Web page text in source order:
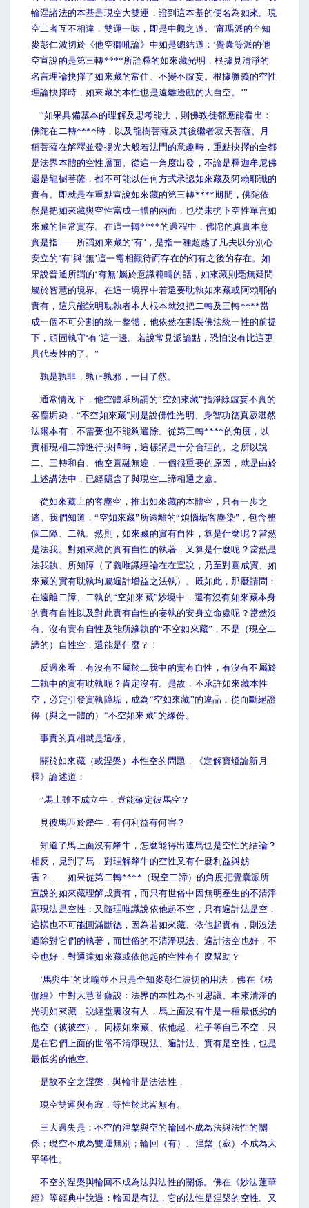
輪涅諸法的本基是現空大雙運，證到這本基的便名為如來。現
空二者互不相違，雙運一味，即是中觀之道。’甯瑪派的全知
麥彭仁波切於《他空獅吼論》中如是總結道：‘覺囊等派的他
空宣說的是第三轉****所詮釋的如來藏光明，根據見清淨的
名言理論抉擇了如來藏的常住、不變不虛妄。根據勝義的空性
理論抉擇時，如來藏的本性也是遠離邊戲的大自空。’”
“如果具備基本的理解及思考能力，則佛教徒都應能看出：
佛陀在二轉****時，以及龍樹菩薩及其後繼者寂天菩薩、月
稱菩薩在解釋並發揚光大般若法門的意趣時，重點抉擇的全都
是法界本體的空性層面。從這一角度出發，不論是釋迦牟尼佛
還是龍樹菩薩，都不可能以任何方式承認如來藏及阿賴耶識的
實有。即就是在重點宣說如來藏的第三轉****期間，佛陀依
然是把如來藏與空性當成一體的兩面，也從未扔下空性單言如
來藏的恒常實存。在這一轉****的過程中，佛陀的真實本意
實是指——所謂如來藏的‘有’，是指一種超越了凡夫以分別心
安立的‘有’與‘無’這一需相觀待而存在的幻有之後的存在。如
果說普通所謂的‘有無’屬於意識範疇的話，如來藏則毫無疑問
屬於智慧的境界。在這一境界中若還要耽執如來藏或阿賴耶的
實有，這只能說明耽執者本人根本就沒把二轉及三轉****當
成一個不可分割的統一整體，他依然在割裂佛法統一性的前提
下，頑固執守‘有’這一邊。若說常見派論點，恐怕沒有比這更
具代表性的了。”
孰是孰非，孰正孰邪，一目了然。
通常情況下，他空體系所謂的“空如來藏”指淨除虛妄不實的
客塵垢染，“不空如來藏”則是說佛性光明、身智功德真寂湛然
法爾本有，不需要也不能夠遣除。從第三轉****的角度，以
實相現相二諦進行抉擇時，這樣講是十分合理的。之所以說
二、三轉和自、他空圓融無違，一個很重要的原因，就是由於
上述講法中，已經隱含了與現空二諦相通之處。
從如來藏上的客塵空，推出如來藏的本體空，只有一步之
遙。我們知道，“空如來藏”所遠離的“煩惱垢客塵染”，包含整
個二障、二執。然則，如來藏的實有自性，算是什麼呢？當然
是法我。對如來藏的實有自性的執著，又算是什麼呢？當然是
法我執、所知障（了義唯識經論在在宣說，乃至對圓成實、如
來藏的實有耽執均屬遍計增益之法執）。既如此，那麼請問：
在遠離二障、二執的“空如來藏”妙境中，還有沒有如來藏本身
的實有自性以及對此實有自性的妄執的安身立命處呢？當然沒
有。沒有實有自性及能所緣執的“不空如來藏”，不是（現空二
諦的）自性空，還能是什麼？！
反過來看，有沒有不屬於二我中的實有自性，有沒有不屬於
二執中的實有耽執呢？肯定沒有。是故，不承許如來藏本性
空，必定引發實執障垢，成為“空如來藏”的違品，從而斷絕證
得（與之一體的）“不空如來藏”的緣份。
事實的真相就是這樣。
關於如來藏（或涅槃）本性空的問題，《定解寶燈論新月
釋》論述道：
“馬上雖不成立牛，豈能確定彼馬空？
見彼馬匹於犛牛，有何利益有何害？
知道了馬上面沒有犛牛，怎麼能得出連馬也是空性的結論？
相反，見到了馬，對理解犛牛的空性又有什麼利益與妨
害？……如果從第二轉****（現空二諦）的角度把覺囊派所
宣說的如來藏理解成實有，而只有世俗中因無明產生的不清淨
顯現法是空性；又隨理唯識說依他起不空，只有遍計法是空，
這樣也不可能圓滿斷德，因為若如來藏、依他起實有，則沒法
遣除對它們的執著，而世俗的不清淨現法、遍計法空也好，不
空也好，對通達如來藏或依他起的空性有什麼幫助？
‘馬與牛’的比喻並不只是全知麥彭仁波切的用法，佛在《楞
伽經》中對大慧菩薩說：法界的本性為不可思議、本來清淨的
光明如來藏，說經堂裏沒有人，馬上面沒有牛是一種最低劣的
他空（彼彼空）。同樣如來藏、依他起、柱子等自己不空，只
是在它們上面的世俗不清淨現法、遍計法、實有是空性，也是
最低劣的他空。
是故不空之涅槃，與輪非是法法性，
現空雙運與有寂，等性於此皆無有。
三大過失是：不空的涅槃與空的輪回不成為法與法性的關
係；現空不成為雙運無別；輪回（有）、涅槃（寂）不成為大
平等性。
不空的涅槃與輪回不成為法與法性的關係。佛在《妙法蓮華
經》等經典中說過：輪回是有法，它的法性是涅槃的空性。又